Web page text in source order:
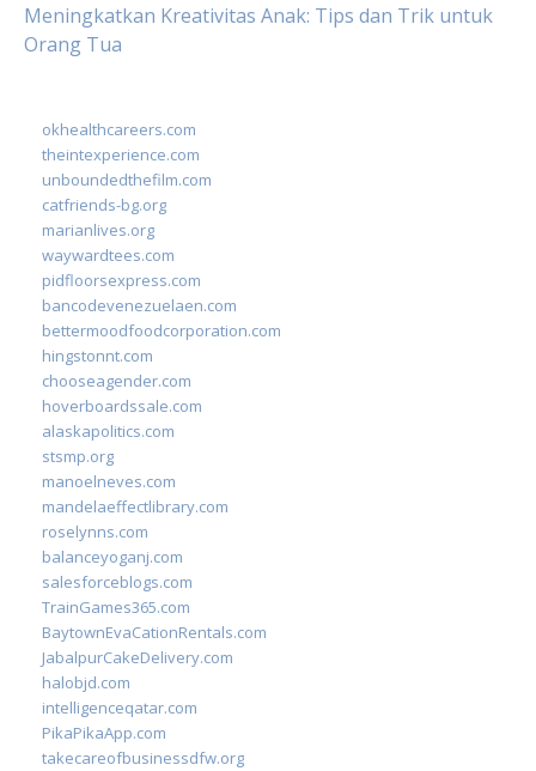
Meningkatkan Kreativitas Anak: Tips dan Trik untuk
Orang Tua
okhealthcareers.com
theintexperience.com
unboundedthefilm.com
catfriends-bg.org
marianlives.org
waywardtees.com
pidfloorsexpress.com
bancodevenezuelaen.com
bettermoodfoodcorporation.com
hingstonnt.com
chooseagender.com
hoverboardssale.com
alaskapolitics.com
stsmp.org
manoelneves.com
mandelaeffectlibrary.com
roselynns.com
balanceyoganj.com
salesforceblogs.com
TrainGames365.com
BaytownEvaCationRentals.com
JabalpurCakeDelivery.com
halobjd.com
intelligenceqatar.com
PikaPikaApp.com
takecareofbusinessdfw.org